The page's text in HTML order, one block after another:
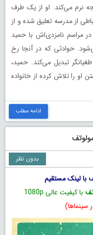
نرم می‌کند. او از یک طرف
از مدرسه تعلیق شده و از
مراسم نامزدی‌اش با حمید
حوادثی که در آنجا رخ
تبدیل می‌کند. حمید،
او را تلاش کرده از خانواده
ادامه مطلب
بدون نظر
با لینک مستقیم
با کیفیت عالی 1080p
سینماها)